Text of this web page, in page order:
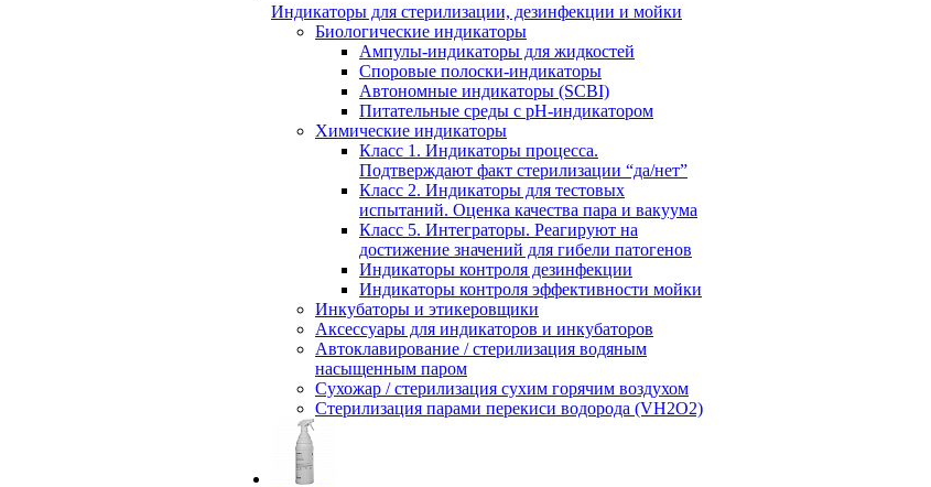
Индикаторы для стерилизации, дезинфекции и мойки
Биологические индикаторы
Ампулы-индикаторы для жидкостей
Споровые полоски-индикаторы
Автономные индикаторы (SCBI)
Питательные среды с рН-индикатором
Химические индикаторы
Класс 1. Индикаторы процесса.
Подтверждают факт стерилизации “да/нет”
Класс 2. Индикаторы для тестовых
испытаний. Оценка качества пара и вакуума
Класс 5. Интеграторы. Реагируют на
достижение значений для гибели патогенов
Индикаторы контроля дезинфекции
Индикаторы контроля эффективности мойки
Инкубаторы и этикеровщики
Аксессуары для индикаторов и инкубаторов
Автоклавирование / стерилизация водяным
насыщенным паром
Сухожар / стерилизация сухим горячим воздухом
Стерилизация парами перекиси водорода (VH2O2)